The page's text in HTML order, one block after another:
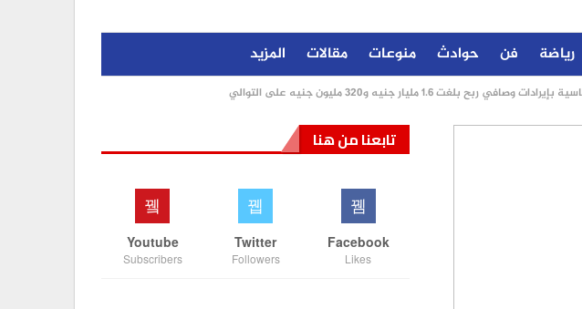
رياضة فن حوادث منوعات مقالات المزيد
تابعنا من هنا
Facebook
Likes
Twitter
Followers
Youtube
Subscribers